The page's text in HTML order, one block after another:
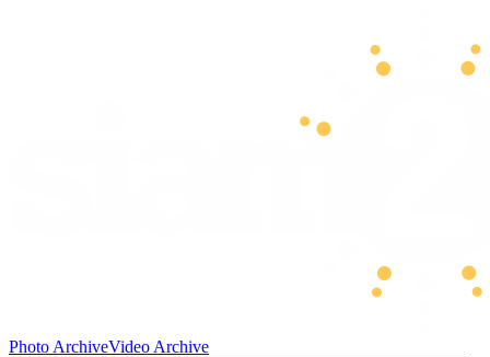
Photo ArchiveVideo Archive